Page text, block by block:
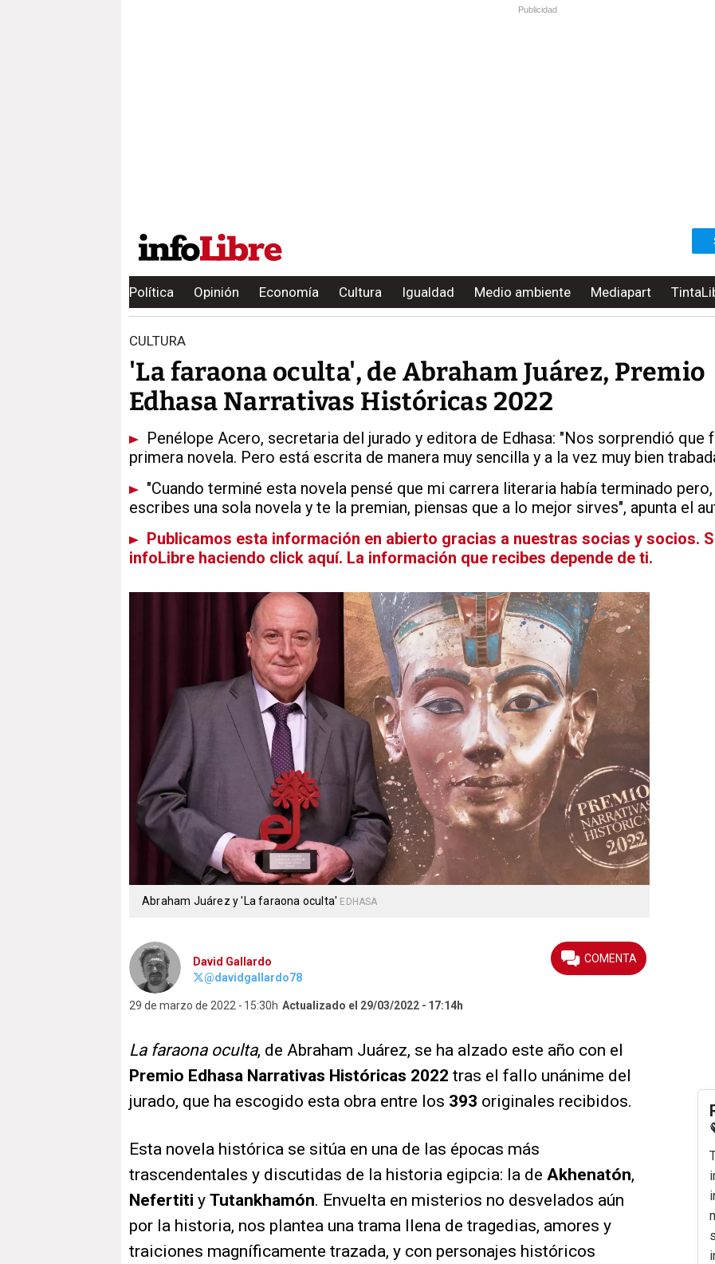
Publicidad
Política Opinión Economía Cultura Igualdad Medio ambiente Mediapart
CULTURA
'La faraona oculta', de Abraham Juárez, Premio
Edhasa Narrativas Históricas 2022
Penélope Acero, secretaria del jurado y editora de Edhasa: "Nos sorprendió que
primera novela. Pero está escrita de manera muy sencilla y a la vez muy bien
"Cuando terminé esta novela pensé que mi carrera literaria había terminado
escribes una sola novela y te la premian, piensas que a lo mejor sirves", apunta el
Publicamos esta información en abierto gracias a nuestras socias y socios.
infoLibre haciendo click aquí. La información que recibes depende de ti.
Abraham Juárez y 'La faraona oculta' EDHASA
David Gallardo
@davidgallardo78
29 de marzo de 2022 15:30h Actualizado el 29/03/2022 17:14h
La faraona oculta, de Abraham Juárez, se ha alzado este año con el
Premio Edhasa Narrativas Históricas 2022 tras el fallo unánime del
jurado, que ha escogido esta obra entre los 393 originales recibidos.
Esta novela histórica se sitúa en una de las épocas más
trascendentales y discutidas de la historia egipcia: la de Akhenatón,
Nefertiti y Tutankhamón. Envuelta en misterios no desvelados aún
por la historia, nos plantea una trama llena de tragedias, amores y
traiciones magníficamente trazada, y con personajes históricos